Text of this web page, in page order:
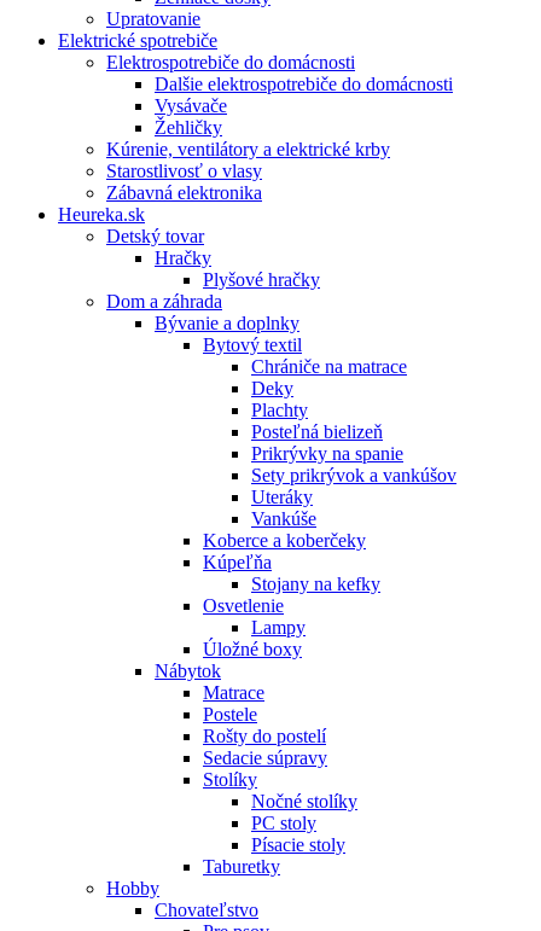
Upratovanie
Elektrické spotrebiče
Elektrospotrebiče do domácnosti
Dalšie elektrospotrebiče do domácnosti
Vysávače
Žehličky
Kúrenie, ventilátory a elektrické krby
Starostlivosť o vlasy
Zábavná elektronika
Heureka.sk
Detský tovar
Hračky
Plyšové hračky
Dom a záhrada
Bývanie a doplnky
Bytový textil
Chrániče na matrace
Deky
Plachty
Posteľná bielizeň
Prikrývky na spanie
Sety prikrývok a vankúšov
Uteráky
Vankúše
Koberce a koberčeky
Kúpeľňa
Stojany na kefky
Osvetlenie
Lampy
Úložné boxy
Nábytok
Matrace
Postele
Rošty do postelí
Sedacie súpravy
Stolíky
Nočné stolíky
PC stoly
Písacie stoly
Taburetky
Hobby
Chovateľstvo